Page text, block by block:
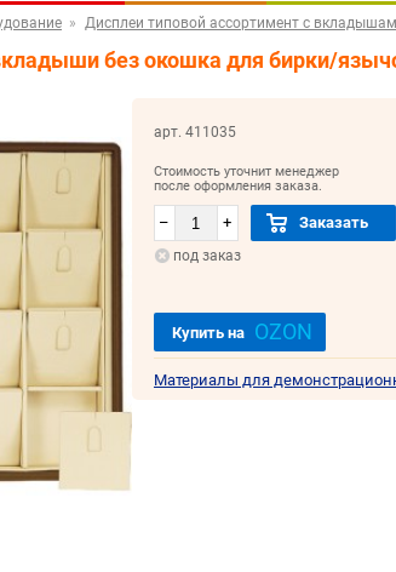
Дисплеи типовой ассортимент с
без окошка для бирки/
арт. 411035
Стоимость уточнит менеджер
после оформления заказа.
– + Заказать
под заказ
Купить на OZON
Материалы для